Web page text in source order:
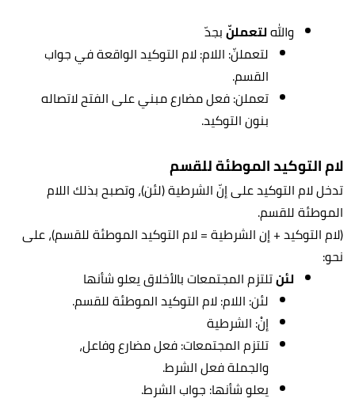
واللهلتعملنّبجدّ
لتعملنّ: اللام: لام التوكيد الواقعة في جواب
القسم.
تعملن: فعل مضارع مبني على الفتح لاتصاله
بنون التوكيد.
لام التوكيد الموطئة للقسم
تدخل لام التوكيد على إنّ الشرطية (لئن)، وتصبح بذلك اللام
الموطئة للقسم.
(لام التوكيد + إن الشرطية = لام التوكيد الموطئة للقسم)، على
نحو:
لئنتلتزم المجتمعات بالأخلاق يعلو شأنها
لئن: اللام: لام التوكيد الموطئة للقسم.
إنْ: الشرطية
تلتزم المجتمعات: فعل مضارع وفاعل،
والجملة فعل الشرط.
يعلو شأنها: جواب الشرط.